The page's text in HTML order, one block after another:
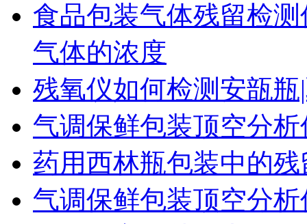
食品包装气体残留检
气体的浓度
残氧仪如何检测安瓿
气调保鲜包装顶空分
药用西林瓶包装中的
气调保鲜包装顶空分